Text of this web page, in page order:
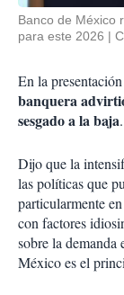
Banco de México
para este 2026
En la
banquera
sesgado a la baja.
Dijo que la
las políticas que
particularmente
con factores
sobre la demanda
México es el